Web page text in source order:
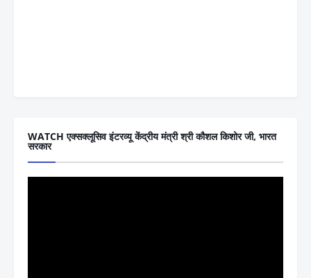
WATCH एक्सक्लूसिव इंटरव्यू केंद्रीय मंत्री श्री कौशल किशोर जी, भारत
सरकार